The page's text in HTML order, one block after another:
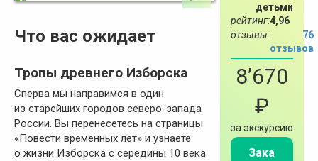
детьми
рейтинг:4,96
отзывы:
76
отзывов
8’670
₽
за экскурсию
Зака
Что вас ожидает
Тропы древнего Изборска
Сперва мы направимся в один
из старейших городов северо-запада
России. Вы перенесетесь на страницы
«Повести временных лет» и узнаете
о жизни Изборска с середины 10 века.